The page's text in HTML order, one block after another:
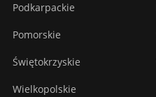
Podkarpackie
Pomorskie
Świętokrzyskie
Wielkopolskie